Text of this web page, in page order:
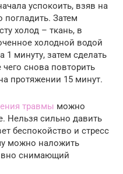
успокоить, взяв на
погладить. Затем
холод – ткань, в
холодной водой
минуту, затем сделать
снова повторить
протяжении 15 минут.
травмы можно
Нельзя сильно давить
беспокойство и стресс
можно наложить
снимающий